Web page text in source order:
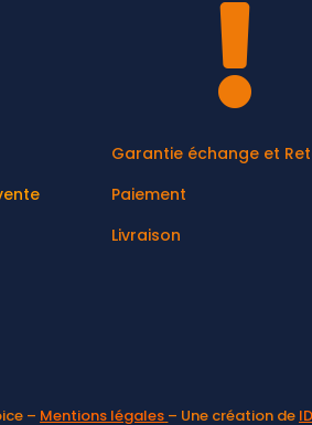

Garantie échange et
Paiement
Livraison
– Mentions légales – Une création de